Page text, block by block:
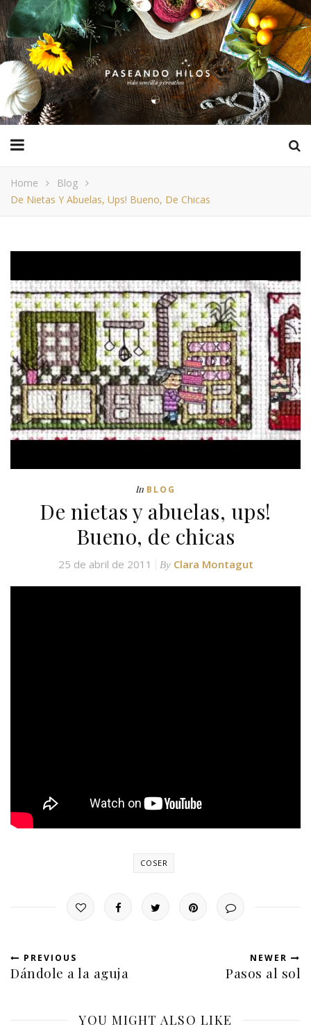
Home
Blog
De Nietas Y Abuelas, Ups! Bueno, De Chicas
In BLOG
De nietas y abuelas, ups!
Bueno, de chicas
25 de abril de 2011 By Clara Montagut
COSER
PREVIOUS
Dándole a la aguja
NEWER
Pasos al sol
YOU MIGHT ALSO LIKE